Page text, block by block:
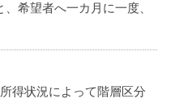
希望者へ一カ月に一度、
得状況によって階層区分